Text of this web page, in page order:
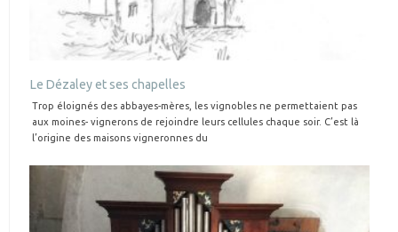
Le Dézaley et ses chapelles
Trop éloignés des abbayes-mères, les vignobles ne permettaient pas
aux moines- vignerons de rejoindre leurs cellules chaque soir. C’est là
l’origine des maisons vigneronnes du